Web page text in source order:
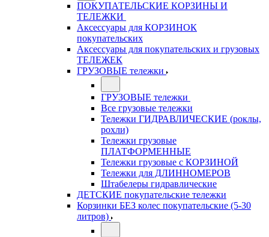
ПОКУПАТЕЛЬСКИЕ КОРЗИНЫ И
ТЕЛЕЖКИ
Аксессуары для КОРЗИНОК
покупательских
Аксессуары для покупательских и грузовых
ТЕЛЕЖЕК
ГРУЗОВЫЕ тележки
ГРУЗОВЫЕ тележки
Все грузовые тележки
Тележки ГИДРАВЛИЧЕСКИЕ (роклы,
рохли)
Тележки грузовые
ПЛАТФОРМЕННЫЕ
Тележки грузовые с КОРЗИНОЙ
Тележки для ДЛИННОМЕРОВ
Штабелеры гидравлические
ДЕТСКИЕ покупательские тележки
Корзинки БЕЗ колес покупательские (5-30
литров)